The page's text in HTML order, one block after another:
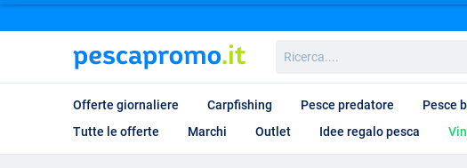
Offerte giornaliere Carpfishing Pesce predatore Pesce
Tutte le offerte
Marchi Outlet Idee regalo pesca